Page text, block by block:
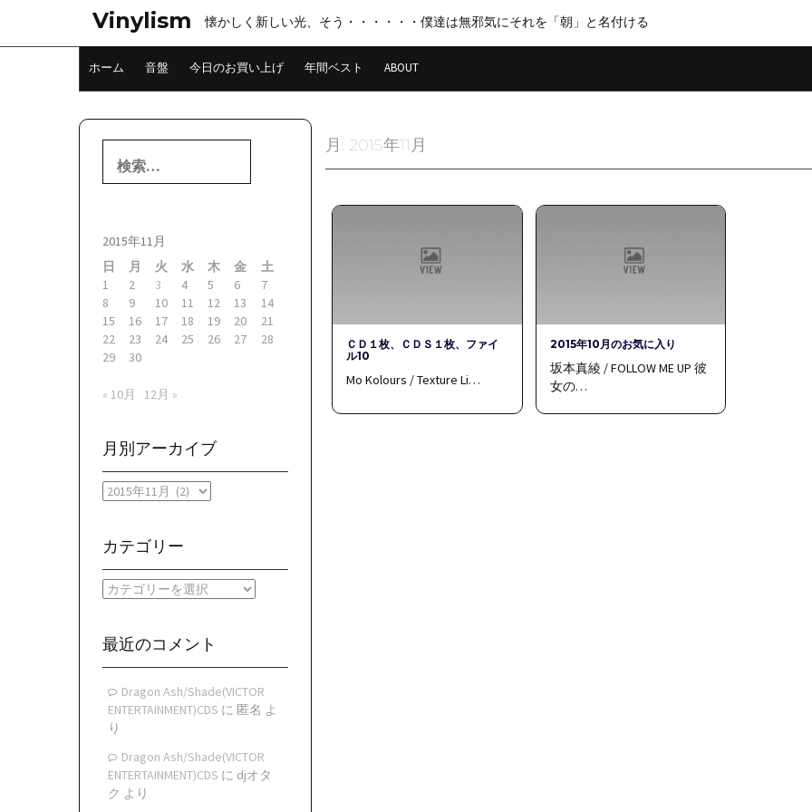
テ
Vinylism 懐かしく新しい光、そう・・・・・・僕達は無邪気にそれを「朝」と名付ける
ホーム 音盤 今日のお買い上げ 年間ベスト ABOUT
月: 2015年11月
ＣＤ１枚、ＣＤＳ１枚、ファイ
ル10
Mo Kolours / Texture Li…
2015年10月のお気に入り
坂本真綾 / FOLLOW ME UP 彼
女の…
索:
2015年11月
日
月 火 水 木 金
土
1
2 3 4 5 6
7
8
9 10 11 12 13
14
15
16 17 18 19 20
21
22
23 24 25 26 27
28
29
30
« 10月 12月 »
月別アーカイブ
月
ー
イ
ブ
カテゴリー
カ
リ
最近のコメント
Dragon Ash/Shade(VICTOR
ENTERTAINMENT)CDS に 匿名 よ
り
Dragon Ash/Shade(VICTOR
ENTERTAINMENT)CDS に djオタ
ク より